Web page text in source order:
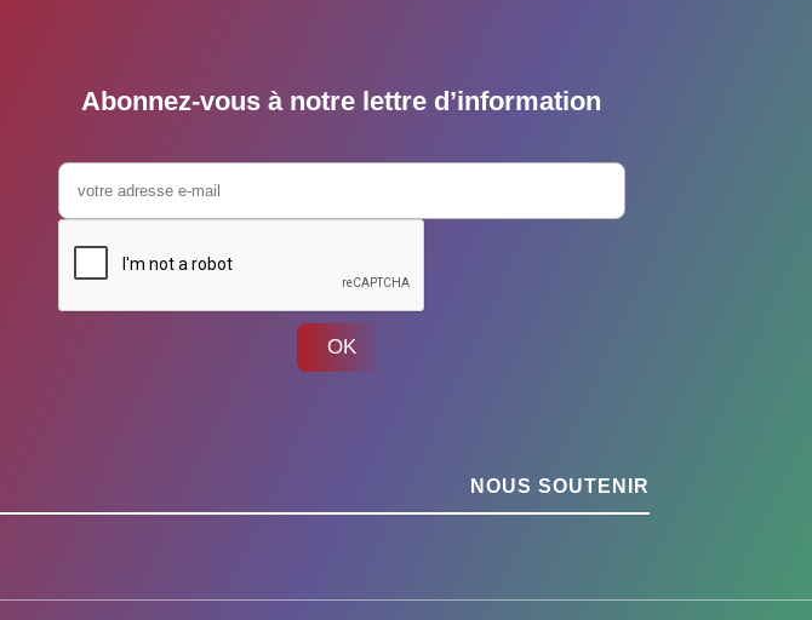
Abonnez-vous à notre lettre d’information
OK
NOUS SOUTENIR